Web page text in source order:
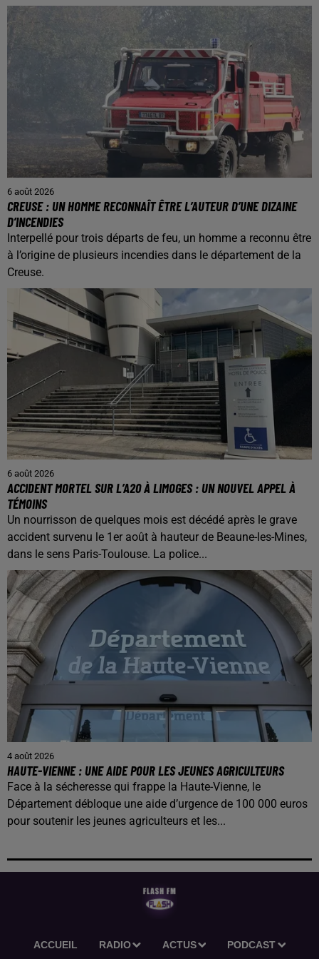
6 août 2026
CREUSE : UN HOMME RECONNAÎT ÊTRE L’AUTEUR D’UNE DIZAINE
D’INCENDIES
Interpellé pour trois départs de feu, un homme a reconnu être
à l’origine de plusieurs incendies dans le département de la
Creuse.
6 août 2026
ACCIDENT MORTEL SUR L’A20 À LIMOGES : UN NOUVEL APPEL À
TÉMOINS
Un nourrisson de quelques mois est décédé après le grave
accident survenu le 1er août à hauteur de Beaune-les-Mines,
dans le sens Paris-Toulouse. La police...
4 août 2026
HAUTE-VIENNE : UNE AIDE POUR LES JEUNES AGRICULTEURS
Face à la sécheresse qui frappe la Haute-Vienne, le
Département débloque une aide d’urgence de 100 000 euros
pour soutenir les jeunes agriculteurs et les...
ACCUEIL RADIO ACTUS PODCAST